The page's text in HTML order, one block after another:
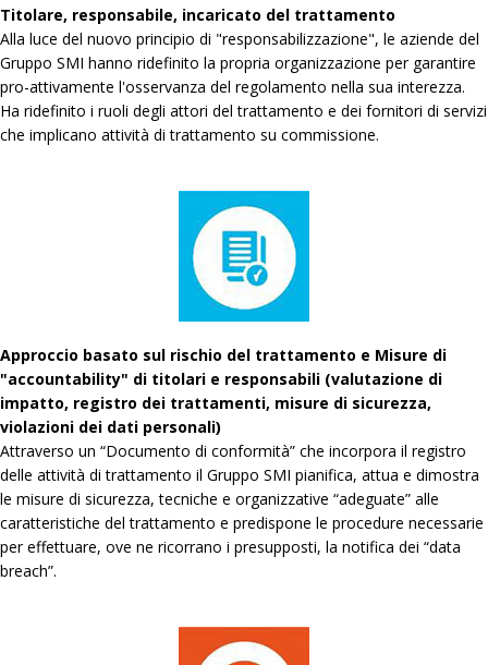
Titolare, responsabile, incaricato del trattamento
Alla luce del nuovo principio di "responsabilizzazione", le aziende del
Gruppo SMI hanno ridefinito la propria organizzazione per garantire
pro-attivamente l'osservanza del regolamento nella sua interezza.
Ha ridefinito i ruoli degli attori del trattamento e dei fornitori di servizi
che implicano attività di trattamento su commissione.
Approccio basato sul rischio del trattamento e Misure di
"accountability" di titolari e responsabili (valutazione di
impatto, registro dei trattamenti, misure di sicurezza,
violazioni dei dati personali)
Attraverso un “Documento di conformità” che incorpora il registro
delle attività di trattamento il Gruppo SMI pianifica, attua e dimostra
le misure di sicurezza, tecniche e organizzative “adeguate” alle
caratteristiche del trattamento e predispone le procedure necessarie
per effettuare, ove ne ricorrano i presupposti, la notifica dei “data
breach”.